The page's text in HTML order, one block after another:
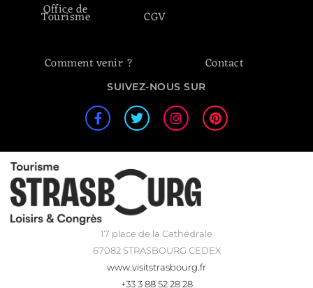
Office de
Tourisme CGV
Comment venir ? Contact
SUIVEZ-NOUS SUR
17 place de la Cathédrale
67082 STRASBOURG CEDEX
www.visitstrasbourg.fr
+33 3 88 52 28 28